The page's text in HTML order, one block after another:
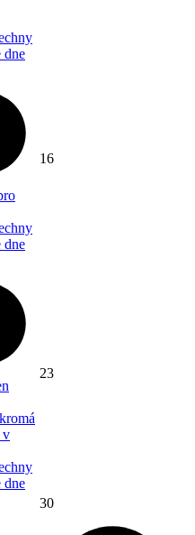
dne
dne
16
v
dne
23
30